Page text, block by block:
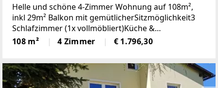
Helle und schöne 4-Zimmer Wohnung auf 108m²,
inkl 29m² Balkon mit gemütlicherSitzmöglichkeit3
Schlafzimmer (1x vollmöbliert)Küche &
Wohnbereich (Küche mit Steinplatte und
hochwertigen Geräten)Badezimmer (neu)WC (neu)2
108 m² 4 Zimmer € 1.796,30